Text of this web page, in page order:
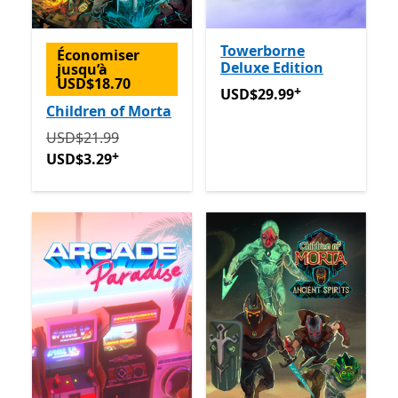
Économiser
jusqu’à
USD$18.70
Children of Morta
Initialement USD$21.99 maintenant USD$3.29
USD$21.99
USD$3.29+
Towerborne
Deluxe Edition
USD$29.99Avec des
USD$29.99+